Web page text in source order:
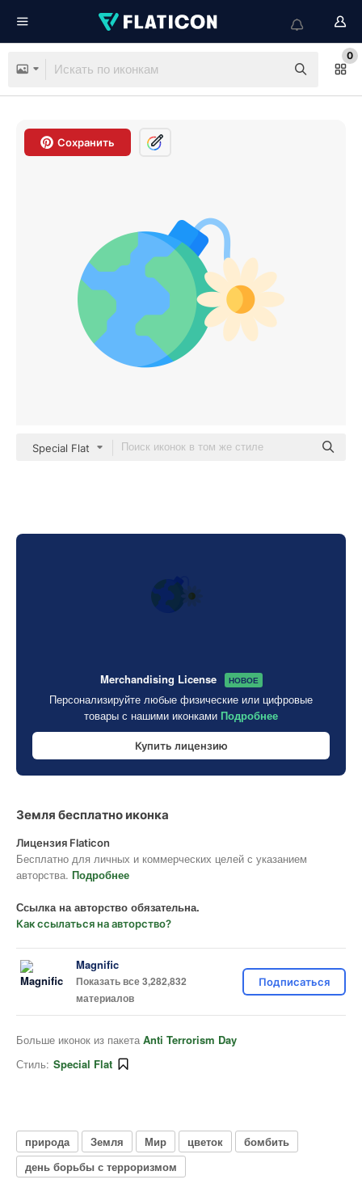
0
Сохранить
Special Flat
Merchandising License НОВОЕ
Персонализируйте любые физические или цифровые
товары с нашими иконками Подробнее
Купить лицензию
Земля бесплатно иконка
Лицензия Flaticon
Бесплатно для личных и коммерческих целей с указанием
авторства. Подробнее
Ссылка на авторство обязательна.
Как ссылаться на авторство?
Magnific
Показать все 3,282,832
материалов
Подписаться
Больше иконок из пакета Anti Terrorism Day
Стиль: Special Flat
природа Земля Мир цветок
бомбить
день борьбы с терроризмом